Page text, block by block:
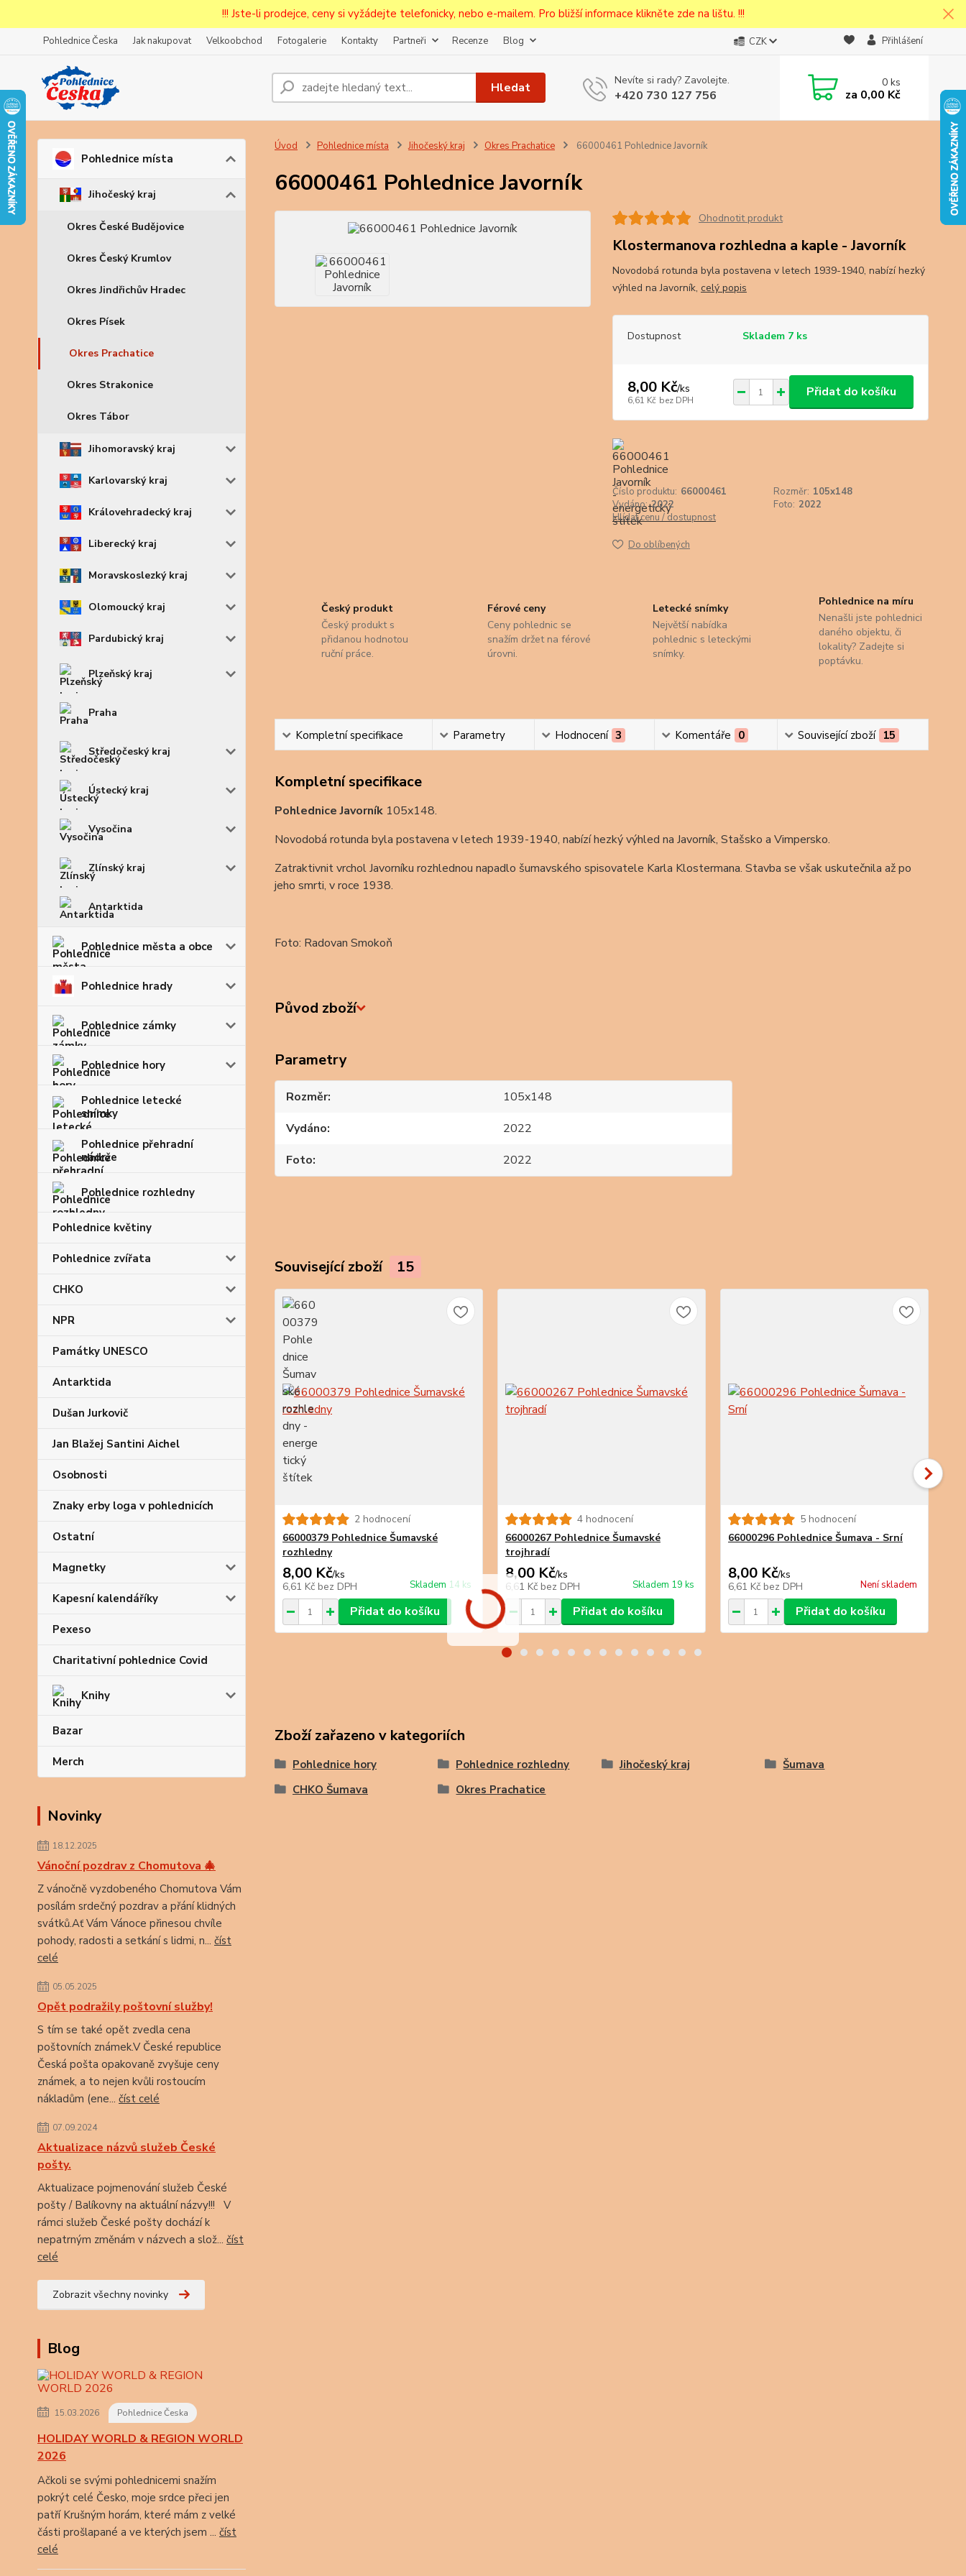
!!! Jste-li prodejce, ceny si vyžádejte telefonicky, nebo e-mailem. Pro bližší informace klikněte zde na lištu. !!!
Pohlednice Česka Jak nakupovat Velkoobchod Fotogalerie Kontakty Partneři Recenze Blog CZK Přihlášení
Hledat Nevíte si rady? Zavolejte.
+420 730 127 756
0ks
za 0,00 Kč
Pohlednice místa
Jihočeský kraj
Okres České Budějovice
Okres Český Krumlov
Okres Jindřichův Hradec
Okres Písek
Okres Prachatice
Okres Strakonice
Okres Tábor
Jihomoravský kraj
Karlovarský kraj
Královehradecký kraj
Liberecký kraj
Moravskoslezký kraj
Olomoucký kraj
Pardubický kraj
Plzeňský kraj
Praha
Středočeský kraj
Ústecký kraj
Vysočina
Zlínský kraj
Antarktida
Pohlednice města a obce
Pohlednice hrady
Pohlednice zámky
Pohlednice hory
Pohlednice letecké
snímky
Pohlednice přehradní
nádrže
Pohlednice rozhledny
Pohlednice květiny
Pohlednice zvířata
CHKO
NPR
Památky UNESCO
Antarktida
Dušan Jurkovič
Jan Blažej Santini Aichel
Osobnosti
Znaky erby loga v pohlednicích
Ostatní
Magnetky
Kapesní kalendáříky
Pexeso
Charitativní pohlednice Covid
Knihy
Bazar
Merch
Novinky
18.12.2025
Vánoční pozdrav z Chomutova 🎄
Z vánočně vyzdobeného Chomutova Vám
posílám srdečný pozdrav a přání klidných
svátků.Ať Vám Vánoce přinesou chvíle
pohody, radosti a setkání s lidmi, n... číst
celé
05.05.2025
Opět podražily poštovní služby!
S tím se také opět zvedla cena
poštovních známek.V České republice
Česká pošta opakovaně zvyšuje ceny
známek, a to nejen kvůli rostoucím
nákladům (ene... číst celé
07.09.2024
Aktualizace názvů služeb České
pošty.
Aktualizace pojmenování služeb České
pošty / Balíkovny na aktuální názvy!!! V
rámci služeb České pošty dochází k
nepatrným změnám v názvech a slož... číst
celé
Zobrazit všechny novinky
Blog
15.03.2026 Pohlednice Česka
HOLIDAY WORLD & REGION WORLD
2026
Ačkoli se svými pohlednicemi snažím
pokrýt celé Česko, moje srdce přeci jen
patří Krušným horám, které mám z velké
části prošlapané a ve kterých jsem ... číst
celé
Úvod Pohlednice místa Jihočeský kraj Okres Prachatice 66000461 Pohlednice Javorník
66000461 Pohlednice Javorník
Ohodnotit produkt
Klostermanova rozhledna a kaple - Javorník
Novodobá rotunda byla postavena v letech 1939-1940, nabízí hezký
výhled na Javorník, celý popis
Dostupnost Skladem 7 ks
8,00 Kč/ks
6,61 Kč bez DPH
Přidat do košíku
Číslo produktu: 66000461 Rozměr: 105x148
Vydáno: 2022 Foto: 2022
Hlídat cenu / dostupnost
Do oblíbených
Český produkt
Český produkt s
přidanou hodnotou
ruční práce.
Férové ceny
Ceny pohlednic se
snažím držet na férové
úrovni.
Letecké snímky
Největší nabídka
pohlednic s leteckými
snímky.
Pohlednice na míru
Nenašli jste pohlednici
daného objektu, či
lokality? Zadejte si
poptávku.
Kompletní specifikace Parametry Hodnocení 3 Komentáře 0 Související zboží 15
Kompletní specifikace
Pohlednice Javorník105x148.
Novodobá rotunda byla postavena v letech 1939-1940, nabízí hezký výhled na Javorník, Stašsko a Vimpersko.
Zatraktivnit vrchol Javorníku rozhlednou napadlo šumavského spisovatele Karla Klostermana. Stavba se však uskutečnila až po
jeho smrti, v roce 1938.
Foto: Radovan Smokoň
Původ zboží
Parametry
Rozměr
105x148
Vydáno
2022
Foto
2022
Související zboží 15
2 hodnocení
66000379 Pohlednice Šumavské
rozhledny
8,00 Kč/ks
6,61 Kč bez DPH Skladem 14 ks
Přidat do košíku
4 hodnocení
66000267 Pohlednice Šumavské
trojhradí
8,00 Kč/ks
6,61 Kč bez DPH Skladem 19 ks
Přidat do košíku
5 hodnocení
66000296 Pohlednice Šumava - Srní
8,00 Kč/ks
6,61 Kč bez DPH Není skladem
Přidat do košíku
Zboží zařazeno v kategoriích
Pohlednice hory Pohlednice rozhledny Jihočeský kraj
Šumava
CHKO Šumava
Okres Prachatice
Prodejcům bude po zaregistrování nastavena sleva, případně upravena cena v
první objednávce.
Souhlasím se zpracováním osobních údajů